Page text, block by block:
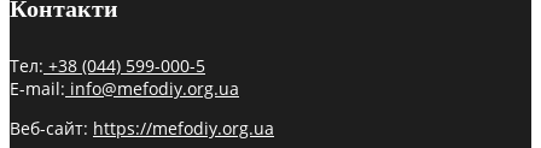
Контакти
Тел: +38 (044) 599-000-5
E-mail: info@mefodiy.org.ua
Веб-сайт: https://mefodiy.org.ua